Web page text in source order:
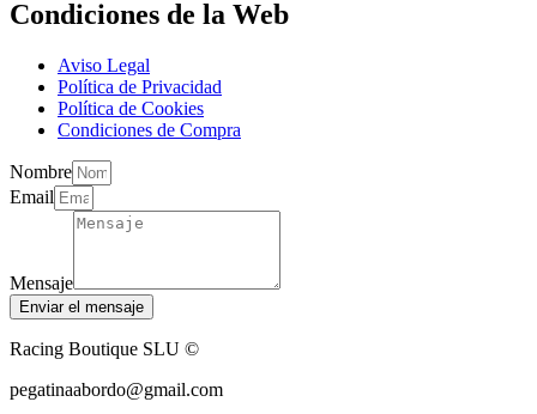
Condiciones de la Web
Aviso Legal
Política de Privacidad
Política de Cookies
Condiciones de Compra
Nombre
Email
Mensaje
Enviar el mensaje
Racing Boutique SLU ©
pegatinaabordo@gmail.com